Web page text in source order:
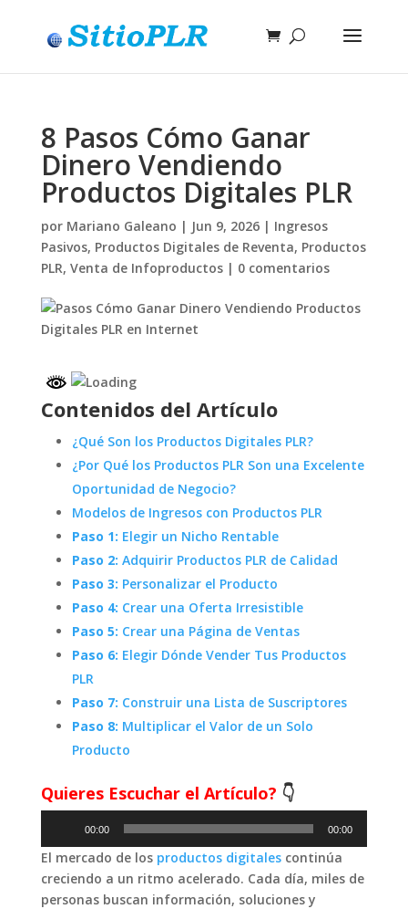
8 Pasos Cómo Ganar
Dinero Vendiendo
Productos Digitales PLR
por Mariano Galeano | Jun 9, 2026| Ingresos
Pasivos, Productos Digitales de Reventa, Productos
PLR, Venta de Infoproductos| 0 comentarios
Contenidos del Artículo
¿Qué Son los Productos Digitales PLR?
¿Por Qué los Productos PLR Son una Excelente
Oportunidad de Negocio?
Modelos de Ingresos con Productos PLR
Paso 1: Elegir un Nicho Rentable
Paso 2: Adquirir Productos PLR de Calidad
Paso 3: Personalizar el Producto
Paso 4: Crear una Oferta Irresistible
Paso 5: Crear una Página de Ventas
Paso 6: Elegir Dónde Vender Tus Productos
PLR
Paso 7: Construir una Lista de Suscriptores
Paso 8: Multiplicar el Valor de un Solo
Producto
Quieres Escuchar el Artículo? 👇
audio
00:00 00:00
El mercado de los productos digitalescontinúa
creciendo a un ritmo acelerado. Cada día, miles de
personas buscan información, soluciones y